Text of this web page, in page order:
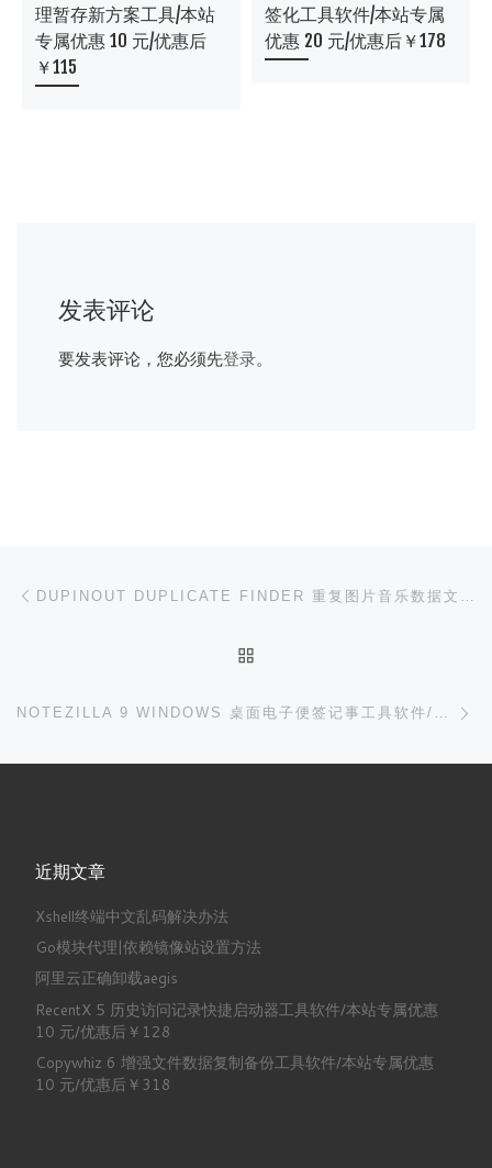
理暂存新方案工具/本站
专属优惠 10 元/优惠后
￥115
签化工具软件/本站专属
优惠 20 元/优惠后￥178
发表评论
要发表评论，您必须先登录。
文章导航
NOTEZILLA 9 WINDOWS 桌面电子便签记事工具软件/本站专属优惠 10 元/优惠后￥188
近期文章
Xshell终端中文乱码解决办法
Go模块代理|依赖镜像站设置方法
阿里云正确卸载aegis
RecentX 5 历史访问记录快捷启动器工具软件/本站专属优惠
10 元/优惠后￥128
Copywhiz 6 增强文件数据复制备份工具软件/本站专属优惠
10 元/优惠后￥318